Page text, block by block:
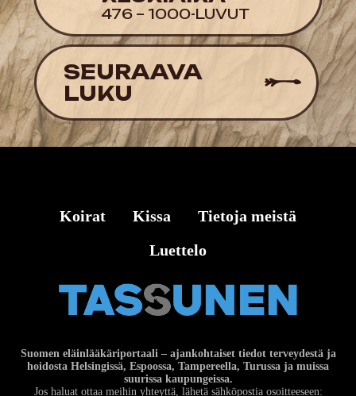
Koirat Kissa
Tietoja meistä
Luettelo
Suomen eläinlääkäriportaali – ajankohtaiset tiedot terveydestä ja
hoidosta Helsingissä, Espoossa, Tampereella, Turussa ja muissa
suurissa kaupungeissa.
Jos haluat ottaa meihin yhteyttä, lähetä sähköpostia osoitteeseen: